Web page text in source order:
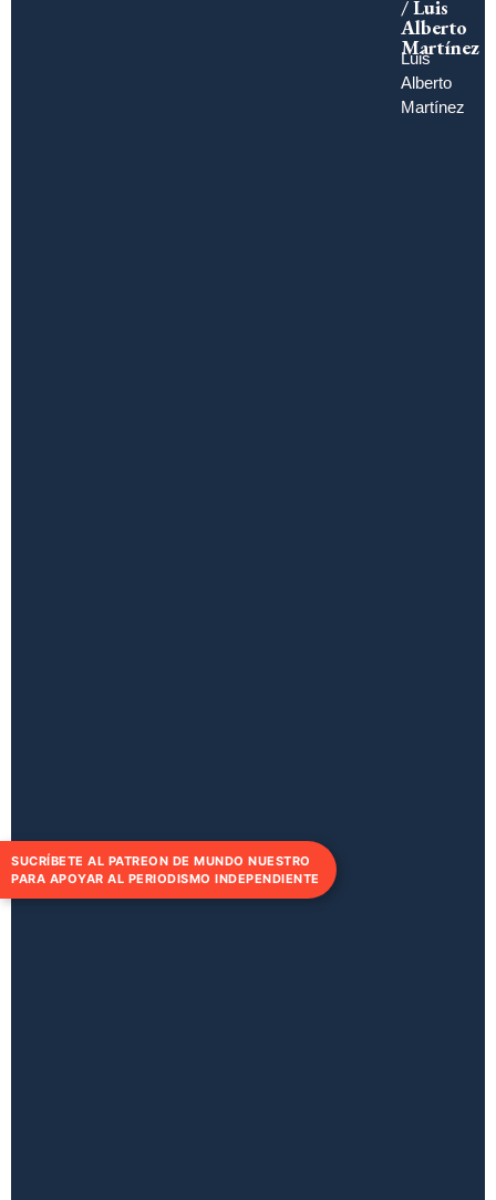
/ Luis
Alberto
Martínez
Luis
Alberto
Martínez
SUCRÍBETE AL PATREON DE MUNDO NUESTRO
PARA APOYAR AL PERIODISMO INDEPENDIENTE